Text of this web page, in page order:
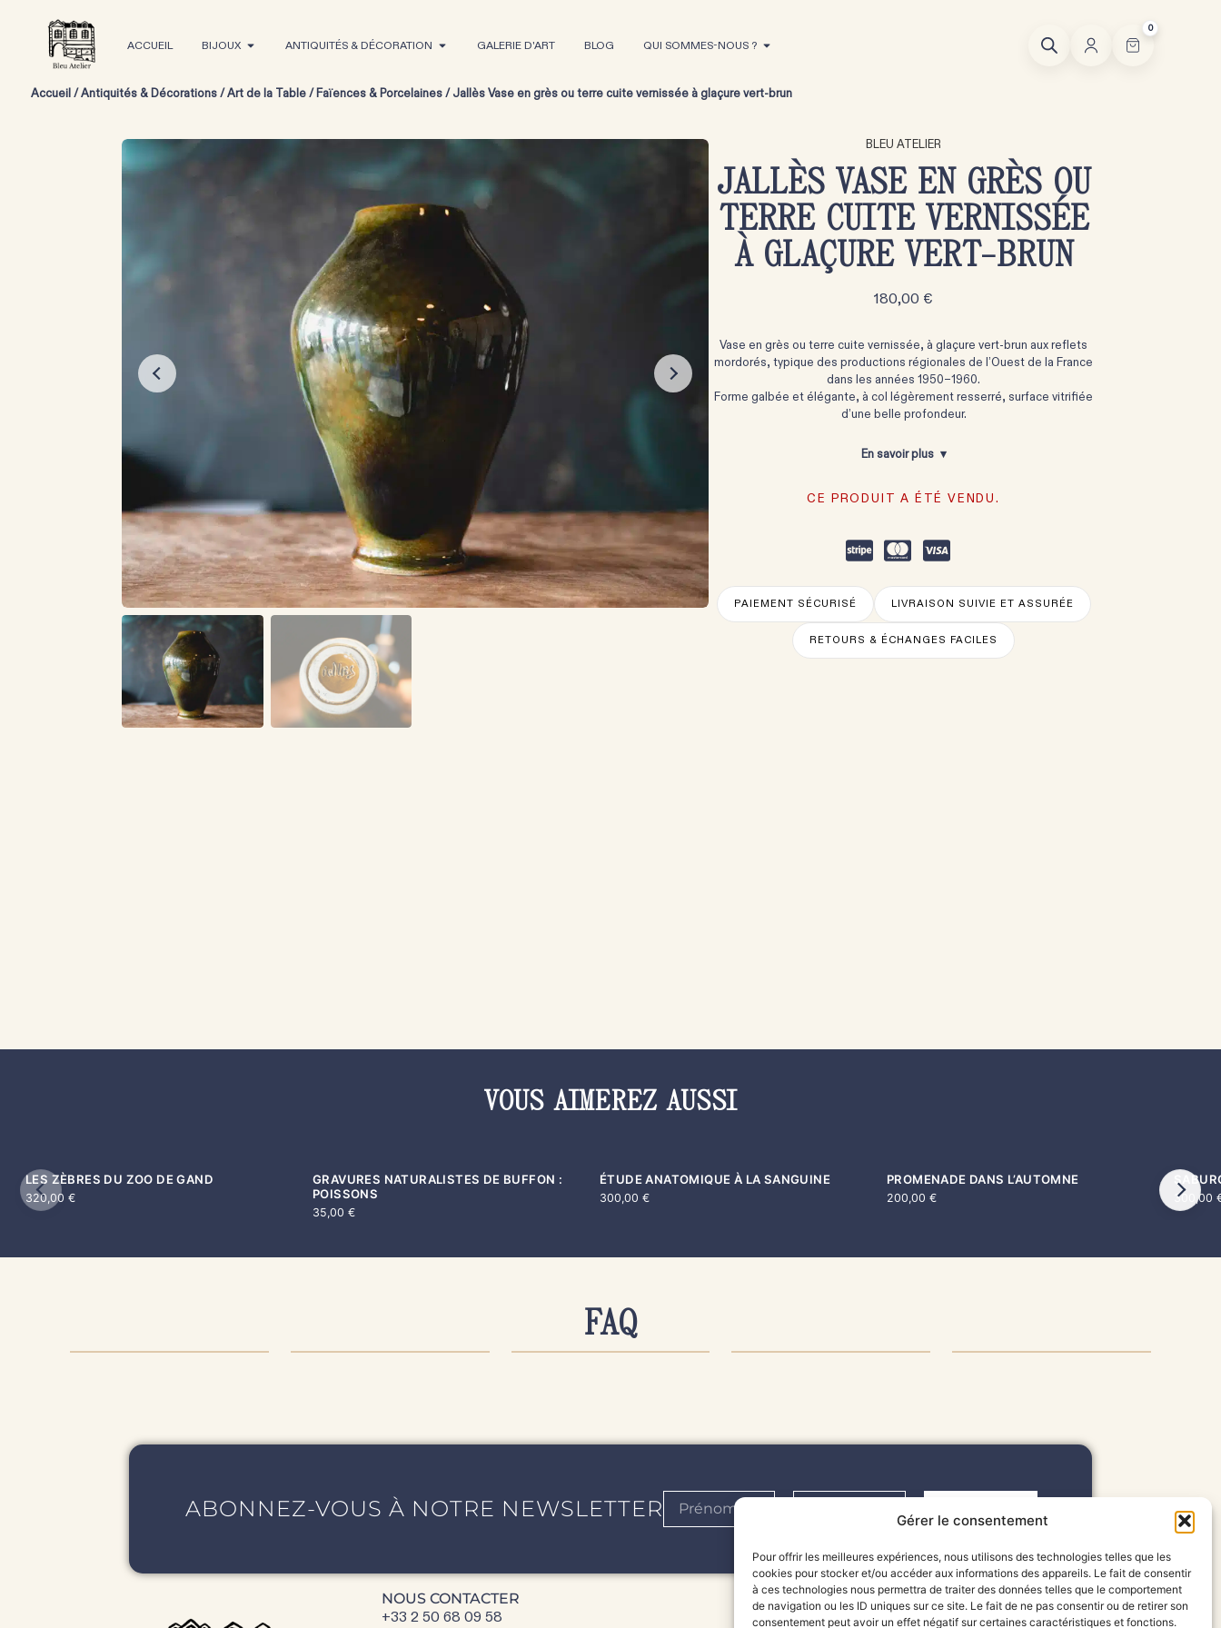
Gérer le consentement
Pour offrir les meilleures expériences, nous utilisons des technologies telles que les
cookies pour stocker et/ou accéder aux informations des appareils. Le fait de consentir
à ces technologies nous permettra de traiter des données telles que le comportement
de navigation ou les ID uniques sur ce site. Le fait de ne pas consentir ou de retirer son
consentement peut avoir un effet négatif sur certaines caractéristiques et fonctions.
ACCUEIL BIJOUX ANTIQUITÉS & DÉCORATION GALERIE D'ART BLOG QUI SOMMES-NOUS ?
0
Accueil /Antiquités & Décorations/Art de la Table/ Faïences & Porcelaines/ Jallès Vase en grès ou terre cuite vernissée à glaçure vert-brun
BLEU ATELIER
JALLÈS VASE EN GRÈS OU
TERRE CUITE VERNISSÉE
À GLAÇURE VERT-BRUN
180,00 €
Vase en grès ou terre cuite vernissée, à glaçure vert-brun aux reflets
mordorés, typique des productions régionales de l’Ouest de la France
dans les années 1950–1960.
Forme galbée et élégante, à col légèrement resserré, surface vitrifiée
d’une belle profondeur.
En savoir plus
CE PRODUIT A ÉTÉ VENDU.
PAIEMENT SÉCURISÉ LIVRAISON SUIVIE ET ASSURÉE
RETOURS & ÉCHANGES FACILES
VOUS AIMEREZ AUSSI
LES ZÈBRES DU ZOO DE GAND
320,00 €
GRAVURES NATURALISTES DE BUFFON :
POISSONS
35,00 €
ÉTUDE ANATOMIQUE À LA SANGUINE
300,00 €
PROMENADE DANS L’AUTOMNE
200,00 € 300,00
FAQ
PAIEMENT
ABONNEZ-VOUS À NOTRE NEWSLETTER
NOUS CONTACTER
+33 2 50 68 09 58
MENU
BIJOUX